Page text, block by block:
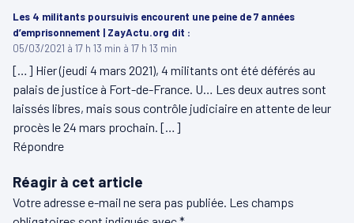
Les 4 militants poursuivis encourent une peine de 7 années
d’emprisonnement | ZayActu.org dit :
05/03/2021 à 17 h 13 min à 17 h 13 min
[…] Hier (jeudi 4 mars 2021), 4 militants ont été déférés au
palais de justice à Fort-de-France. U… Les deux autres sont
laissés libres, mais sous contrôle judiciaire en attente de leur
procès le 24 mars prochain. […]
Répondre
Réagir à cet article
Votre adresse e-mail ne sera pas publiée. Les champs